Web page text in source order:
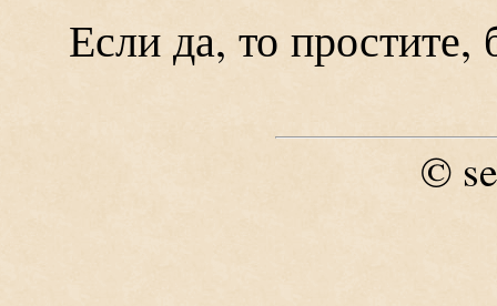
Если да, то простите,
©